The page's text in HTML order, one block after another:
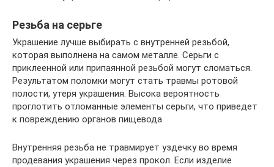
Резьба на серьге
Украшение лучше выбирать с внутренней резьбой,
которая выполнена на самом металле. Серьги с
приклеенной или припаянной резьбой могут сломаться.
Результатом поломки могут стать травмы ротовой
полости, утеря украшения. Высока вероятность
проглотить отломанные элементы серьги, что приведет
к повреждению органов пищевода.
Внутренняя резьба не травмирует уздечку во время
продевания украшения через прокол. Если изделие